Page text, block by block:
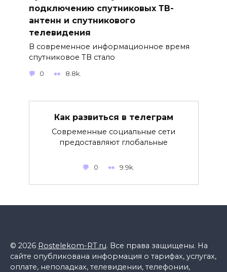
подключению спутниковых ТВ-
антенн и спутникового
телевидения
В современное информационное время
спутниковое ТВ стало
0 8.8k.
Как развиться в телеграм
Современные социальные сети
предоставляют глобальные
0 9.9k.
© 2026 Rostelekom-RT.ru. Все права защищены. На
сайте опубликована информация о тарифах, услугах,
оплате, неполадках, телевидении, телефонии,